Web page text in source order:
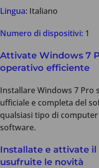
Lingua: Italiano
Numero di dispositivi: 1
Attivate Windows 7
operativo efficiente
Installare Windows 7 Pro
ufficiale e completa del
qualsiasi tipo di computer
software.
Installate e attivate
usufruite le novità